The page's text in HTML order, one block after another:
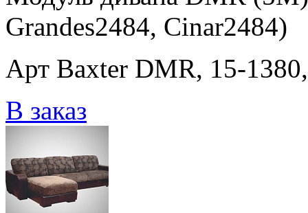
Grandes2484, Cinar2484)
Арт Baxter DMR, 15-
В заказ